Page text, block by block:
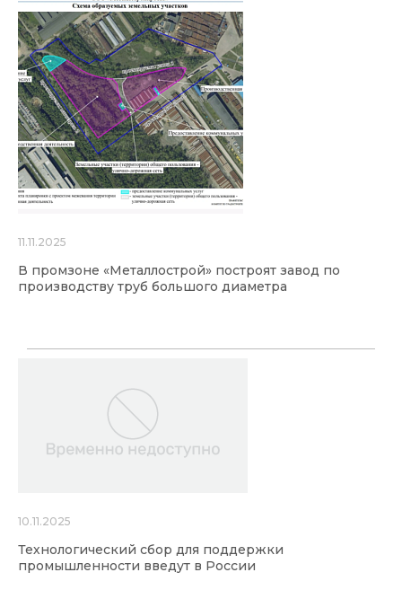
11.11.2025
В промзоне «Металлострой» построят завод по
производству труб большого диаметра
10.11.2025
Технологический сбор для поддержки
промышленности введут в России